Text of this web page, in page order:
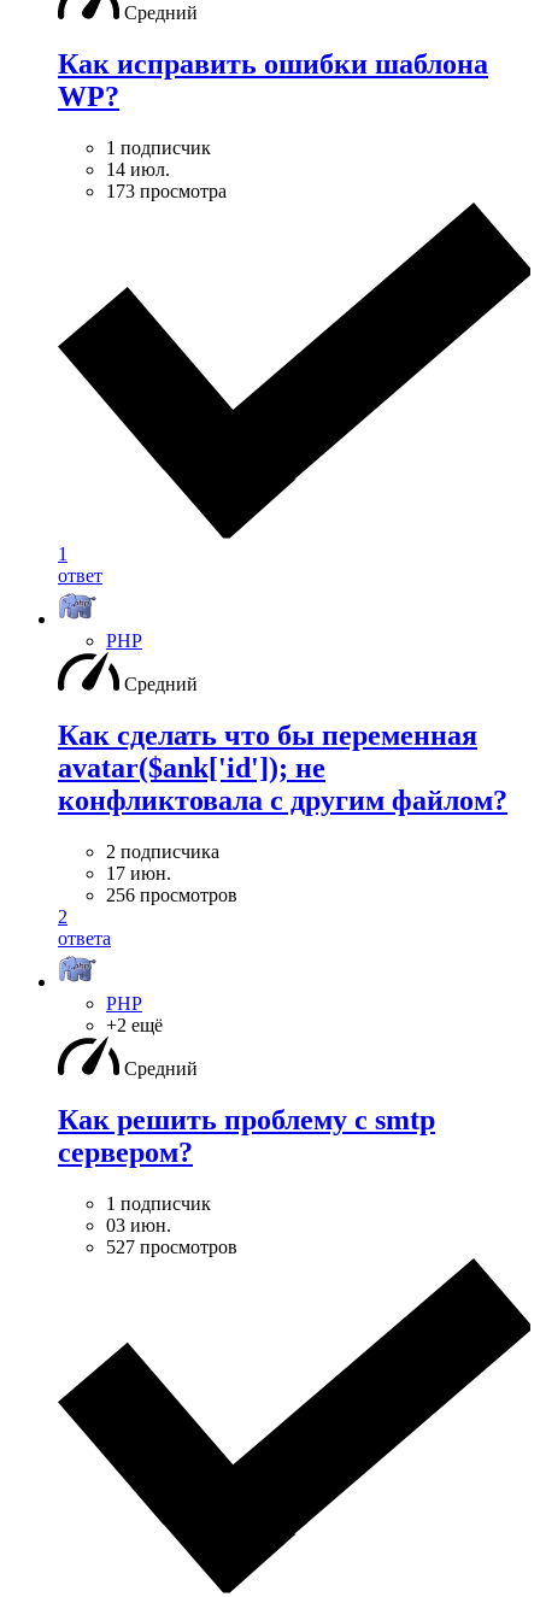
Средний
Как исправить ошибки шаблона
WP?
1 подписчик
14 июл.
173 просмотра
1
ответ
PHP
Средний
Как сделать что бы переменная
avatar($ank['id']); не
конфликтовала с другим файлом?
2 подписчика
17 июн.
256 просмотров
2
ответа
PHP
+2 ещё
Средний
Как решить проблему с smtp
сервером?
1 подписчик
03 июн.
527 просмотров